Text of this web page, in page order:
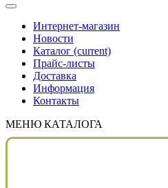
Интернет-магазин
Новости
Каталог (current)
Прайс-листы
Доставка
Информация
Контакты
МЕНЮ КАТАЛОГА